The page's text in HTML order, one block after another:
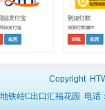
Copyright
铁站C出口汇福花园 电话